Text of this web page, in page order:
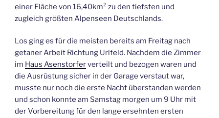
einer Fläche von 16,40km² zu den tiefsten und
zugleich größten Alpenseen Deutschlands.
Los ging es für die meisten bereits am Freitag nach
getaner Arbeit Richtung Urlfeld. Nachdem die Zimmer
im Haus Asenstorferverteilt und bezogen waren und
die Ausrüstung sicher in der Garage verstaut war,
musste nur noch die erste Nacht überstanden werden
und schon konnte am Samstag morgen um 9 Uhr mit
der Vorbereitung für den lange ersehnten ersten